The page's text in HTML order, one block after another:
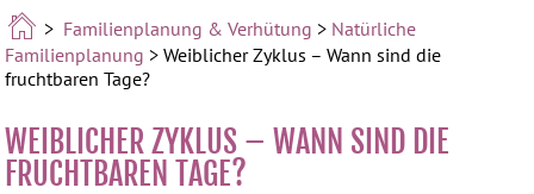
> Familienplanung & Verhütung > Natürliche
Familienplanung > Weiblicher Zyklus – Wann sind die
fruchtbaren Tage?
WEIBLICHER ZYKLUS – WANN SIND DIE
FRUCHTBAREN TAGE?